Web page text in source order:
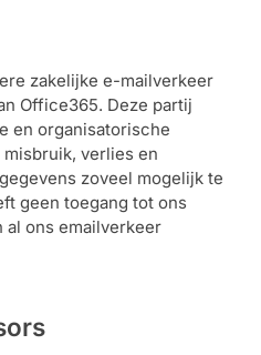
zakelijke e-mailverkeer
Office365. Deze partij
en organisatorische
verlies en
zoveel mogelijk te
geen toegang tot ons
al ons emailverkeer